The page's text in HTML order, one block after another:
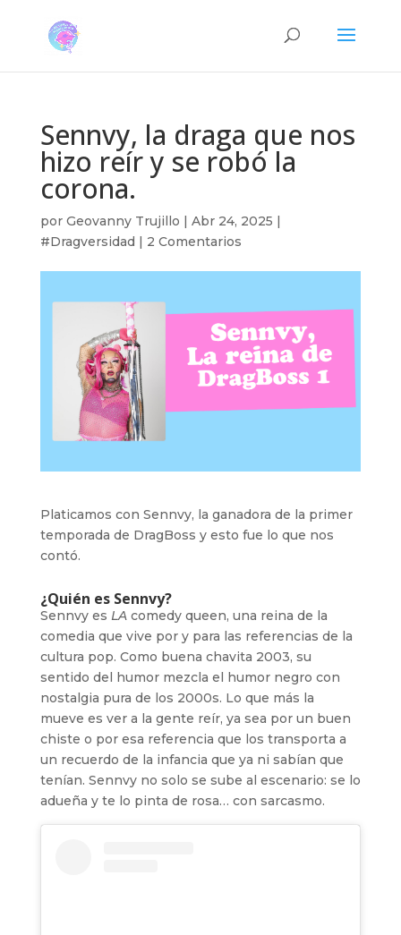
Sennvy, la draga que nos
hizo reír y se robó la
corona.
por Geovanny Trujillo | Abr 24, 2025 |
#Dragversidad | 2 Comentarios
Platicamos con Sennvy, la ganadora de la primer
temporada de DragBoss y esto fue lo que nos
contó.
¿Quién es Sennvy?
Sennvy es LAcomedy queen, una reina de la
comedia que vive por y para las referencias de la
cultura pop. Como buena chavita 2003, su
sentido del humor mezcla el humor negro con
nostalgia pura de los 2000s. Lo que más la
mueve es ver a la gente reír, ya sea por un buen
chiste o por esa referencia que los transporta a
un recuerdo de la infancia que ya ni sabían que
tenían. Sennvy no solo se sube al escenario: se lo
adueña y te lo pinta de rosa… con sarcasmo.